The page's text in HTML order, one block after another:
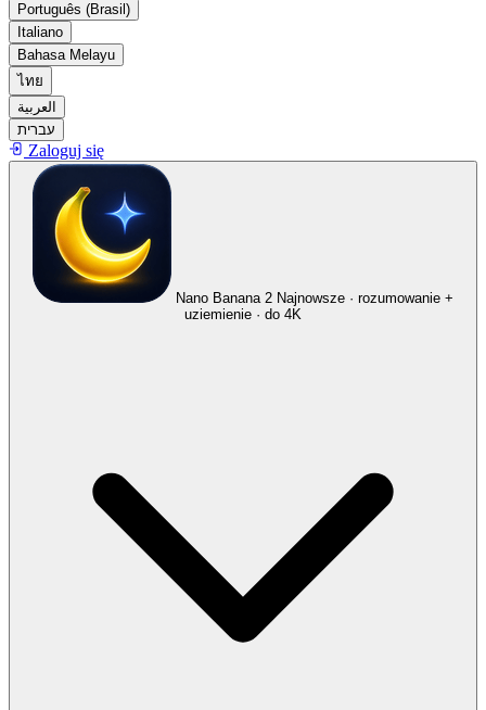
Português (Brasil)
Italiano
Bahasa Melayu
ไทย
العربية
עברית
Zaloguj się
Nano Banana 2 Najnowsze · rozumowanie +
uziemienie · do 4K